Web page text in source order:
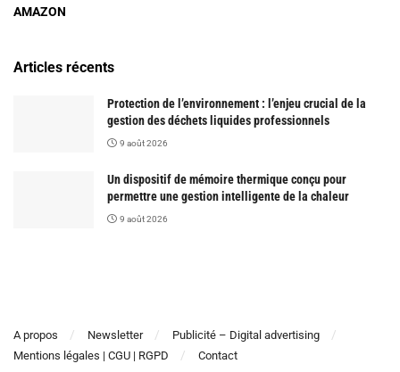
AMAZON
Articles récents
Protection de l’environnement : l’enjeu crucial de la
gestion des déchets liquides professionnels
9 août 2026
Un dispositif de mémoire thermique conçu pour
permettre une gestion intelligente de la chaleur
9 août 2026
A propos Newsletter
Publicité – Digital advertising
Mentions légales | CGU | RGPD
Contact